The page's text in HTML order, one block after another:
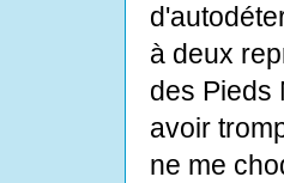
à deux
des Pieds
avoir
ne me